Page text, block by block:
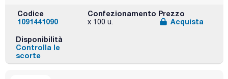
Codice
1091441090
Confezionamento
x 100 u.
Prezzo
Acquista
Disponibilità
Controlla le
scorte